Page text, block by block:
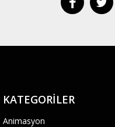
KATEGORILER
Animasyon